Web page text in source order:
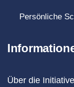
Persönliche
Über die Initiative